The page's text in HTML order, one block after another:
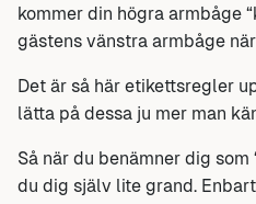
kommer din högra armbåge
gästens vänstra armbåge
Det är så här etikettsregler
lätta på dessa ju mer man
Så när du benämner dig
du dig själv lite grand.